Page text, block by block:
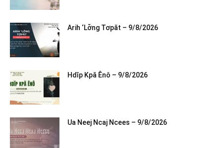
Arih ‘Lơ̆ng Tơpăt – 9/8/2026
Hdĭp Kpă Ênô – 9/8/2026
Ua Neej Ncaj Ncees – 9/8/2026